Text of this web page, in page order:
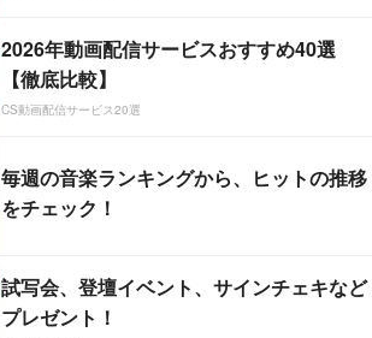
2026年動画配信サービスおすすめ40選
【徹底比較】
CS動画配信サービス20選
毎週の音楽ランキングから、ヒットの推移
をチェック！
試写会、登壇イベント、サインチェキなど
プレゼント！